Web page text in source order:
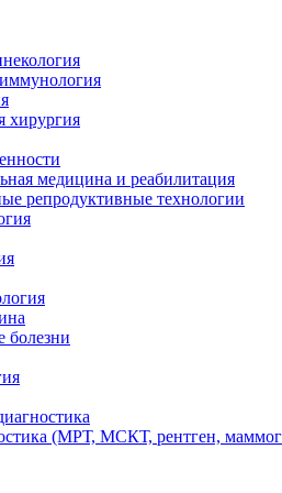
хирургия
медицина и реабилитация
репродуктивные технологии
(МРТ, МСКТ, рентген,